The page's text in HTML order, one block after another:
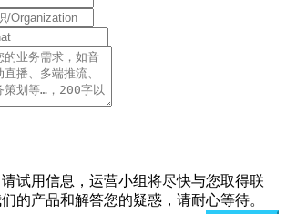
试用信息，运营小组将尽快与您取得联
的产品和解答您的疑惑，请耐心等待。